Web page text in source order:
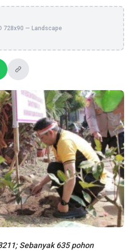
728x90 — Landscape
Sebanyak 635 pohon